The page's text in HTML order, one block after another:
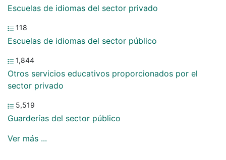
Escuelas de idiomas del sector privado
118
Escuelas de idiomas del sector público
1,844
Otros servicios educativos proporcionados por el
sector privado
5,519
Guarderías del sector público
Ver más ...